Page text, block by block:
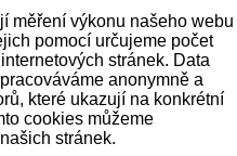
měření výkonu našeho webu
pomocí určujeme počet
stránek. Data
anonymně a
které ukazují na konkrétní
cookies můžeme
stránek.